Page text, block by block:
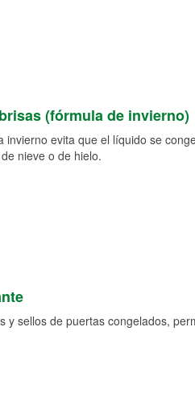
(fórmula de invierno)
invierno evita que el líquido se
nieve o de hielo.
y sellos de puertas congelados,